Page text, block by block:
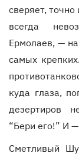
сверяет,
всегда
Ермолаев, —
самых
куда глаза,
дезертиров
“Бери его!” И
Сметливый